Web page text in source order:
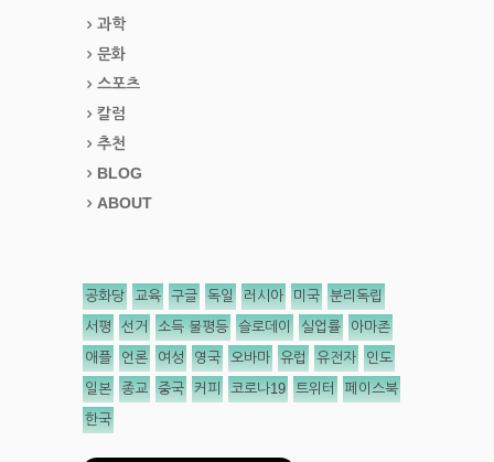
과학
문화
스포츠
칼럼
추천
BLOG
ABOUT
공화당 교육 구글 독일 러시아 미국 분리독립
서평 선거 소득 불평등 슬로데이 실업률 아마존
애플 언론 여성 영국 오바마 유럽 유전자 인도
일본 종교 중국 커피 코로나19 트위터 페이스북
한국